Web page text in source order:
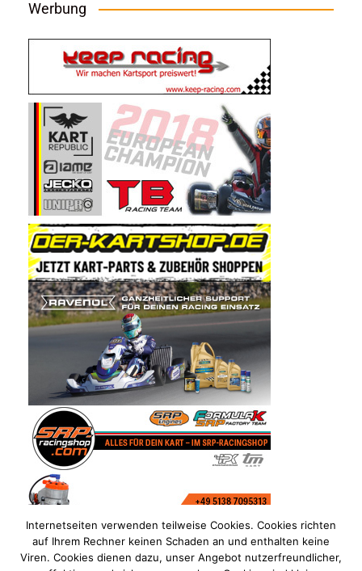
Werbung
Internetseiten verwenden teilweise Cookies. Cookies richten
auf Ihrem Rechner keinen Schaden an und enthalten keine
Viren. Cookies dienen dazu, unser Angebot nutzerfreundlicher,